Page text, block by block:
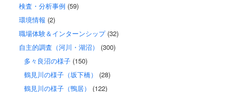
検査・分析事例 (59)
環境情報 (2)
職場体験＆インターンシップ(32)
自主的調査（河川・湖沼）
(300)
多々良沼の様子(150)
鶴見川の様子（坂下橋）
(28)
鶴見川の様子（鴨居）
(122)